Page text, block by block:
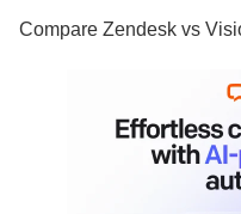
Compare Zendesk vs